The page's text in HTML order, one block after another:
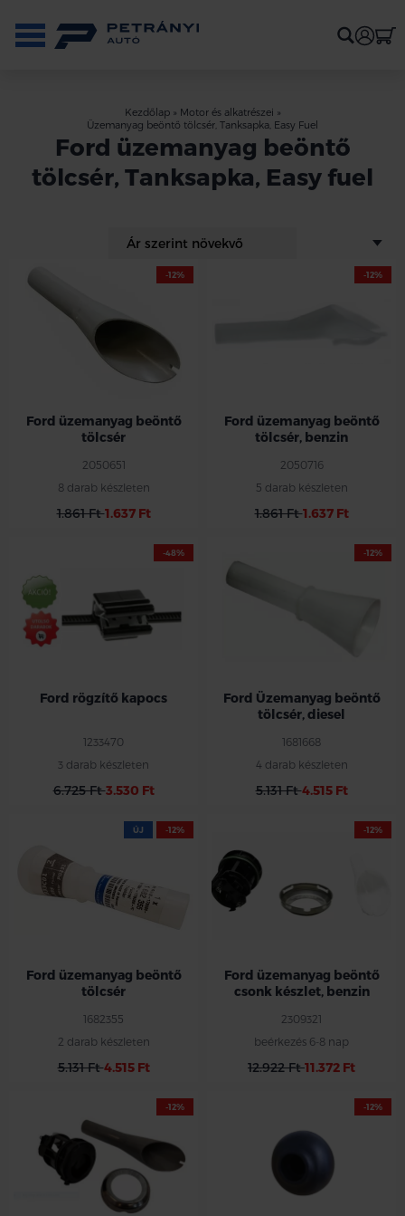
Kezdőlap» Motor és alkatrészei »
Üzemanyag beöntő tölcsér, Tanksapka, Easy Fuel
Ford üzemanyag beöntő
tölcsér, Tanksapka, Easy fuel
-12%
Ford üzemanyag beöntő
tölcsér
2050651
8 darab készleten
1.861 Ft1.637 Ft
-12%
Ford üzemanyag beöntő
tölcsér, benzin
2050716
5 darab készleten
1.861 Ft1.637 Ft
Ezen az áron csak a készlet erejéig !!
-48%
Ford rögzítő kapocs
1233470
3 darab készleten
6.725 Ft3.530 Ft
-12%
Ford Üzemanyag beöntő
tölcsér, diesel
1681668
4 darab készleten
5.131 Ft4.515 Ft
ÚJ -12%
Ford üzemanyag beöntő
tölcsér
1682355
2 darab készleten
5.131 Ft4.515 Ft
-12%
Ford üzemanyag beöntő
csonk készlet, benzin
2309321
beérkezés 6-8 nap
12.922 Ft11.372 Ft
-12% -12%